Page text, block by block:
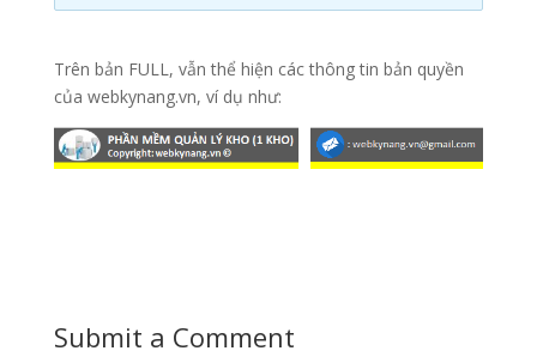
Trên bản FULL, vẫn thể hiện các thông tin bản quyền
của webkynang.vn, ví dụ như:
Submit a Comment